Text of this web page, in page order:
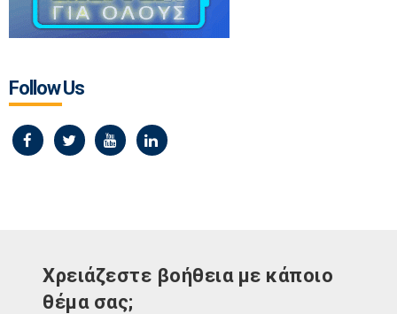
Follow Us
Χρειάζεστε βοήθεια με κάποιο
θέμα σας;